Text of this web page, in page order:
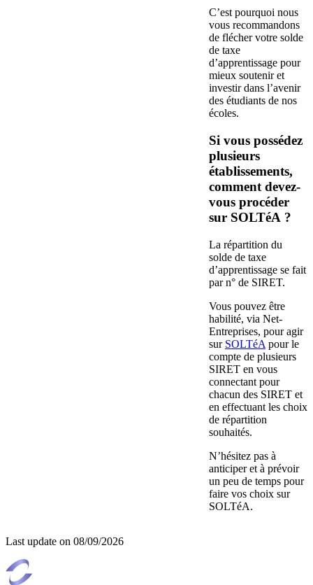
C’est pourquoi nous
vous recommandons
de flécher votre solde
de taxe
d’apprentissage pour
mieux soutenir et
investir dans l’avenir
des étudiants de nos
écoles.
Si vous possédez
plusieurs
établissements,
comment devez-
vous procéder
sur SOLTéA ?
La répartition du
solde de taxe
d’apprentissage se fait
par n° de SIRET.
Vous pouvez être
habilité, via Net-
Entreprises, pour agir
sur SOLTéA pour le
compte de plusieurs
SIRET en vous
connectant pour
chacun des SIRET et
en effectuant les choix
de répartition
souhaités.
N’hésitez pas à
anticiper et à prévoir
un peu de temps pour
faire vos choix sur
SOLTéA.
Last update on 08/09/2026